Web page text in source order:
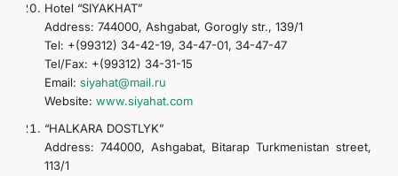
Hotel “SIYAKHAT”
Address: 744000, Ashgabat, Gorogly str., 139/1
Tel: +(99312) 34-42-19, 34-47-01, 34-47-47
Tel/Fax: +(99312) 34-31-15
Email: siyahat@mail.ru
Website: www.siyahat.com
“HALKARA DOSTLYK”
Address: 744000, Ashgabat, Bitarap Turkmenistan street,
113/1